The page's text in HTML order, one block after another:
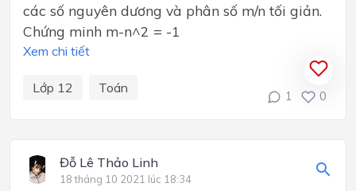
các số nguyên dương và phân số m/n tối giản.
Chứng minh m-n^2 = -1
Xem chi tiết
Lớp 12 Toán
1 0
Đỗ Lê Thảo Linh
18 tháng 10 2021 lúc 18:34